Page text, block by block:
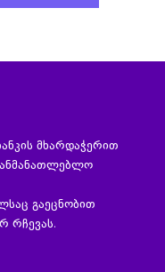
მხარდაჭერით
გაეცნობით
რჩევას.